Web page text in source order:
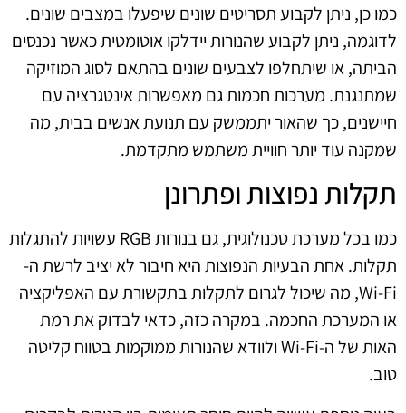
כמו כן, ניתן לקבוע תסריטים שונים שיפעלו במצבים שונים.
לדוגמה, ניתן לקבוע שהנורות יידלקו אוטומטית כאשר נכנסים
הביתה, או שיתחלפו לצבעים שונים בהתאם לסוג המוזיקה
שמתנגנת. מערכות חכמות גם מאפשרות אינטגרציה עם
חיישנים, כך שהאור יתממשק עם תנועת אנשים בבית, מה
שמקנה עוד יותר חוויית משתמש מתקדמת.
תקלות נפוצות ופתרונן
כמו בכל מערכת טכנולוגית, גם בנורות RGB עשויות להתגלות
תקלות. אחת הבעיות הנפוצות היא חיבור לא יציב לרשת ה-
Wi-Fi, מה שיכול לגרום לתקלות בתקשורת עם האפליקציה
או המערכת החכמה. במקרה כזה, כדאי לבדוק את רמת
האות של ה-Wi-Fi ולוודא שהנורות ממוקמות בטווח קליטה
טוב.